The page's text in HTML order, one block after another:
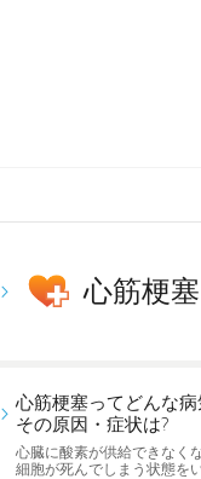
心筋梗
心筋梗塞ってどんな病
その原因・症状は?
心臓に酸素が供給できなく
細胞が死んでしまう状態を